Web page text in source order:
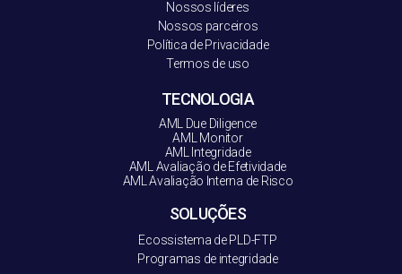
Nossos líderes
Nossos parceiros
Política de Privacidade
Termos de uso
TECNOLOGIA
AML Due Diligence
AML Monitor
AML Integridade
AML Avaliação de Efetividade
AML Avaliação Interna de Risco
SOLUÇÕES
Ecossistema de PLD-FTP
Programas de integridade